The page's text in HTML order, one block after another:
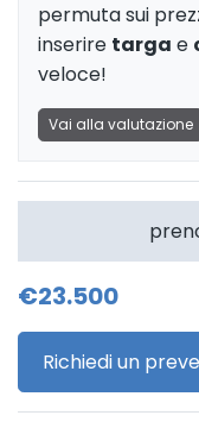
permuta sui
inserire targa e
veloce!
Vai alla valutazione
€23.500
Richiedi un